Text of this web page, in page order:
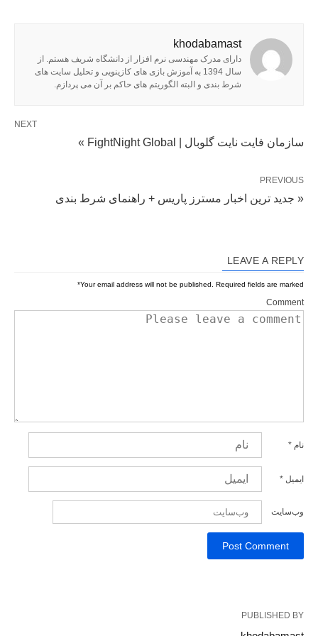
khodabamast
دارای مدرک مهندسی نرم افزار از دانشگاه شریف هستم. از
سال 1394 به آموزش بازی های کازینویی و تحلیل سایت های
شرط بندی و البته الگوریتم های حاکم بر آن می پردازم.
NEXT
سازمان فایت نایت گلوبال | FightNight Global »
PREVIOUS
« جدید ترین اخبار مسترز پاریس + راهنمای شرط بندی
LEAVE A REPLY
Your email address will not be published. Required fields are marked
*
Comment
نام *
ایمیل *
وب‌سایت
PUBLISHED BY